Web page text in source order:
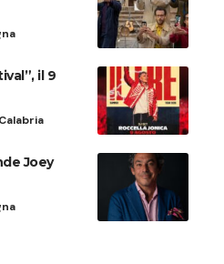
il 9
Joey